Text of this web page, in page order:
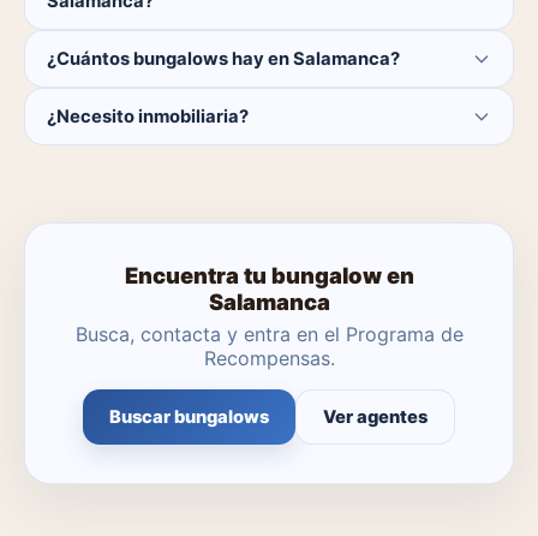
¿Cuántos bungalows hay en Salamanca?
Salamanca. El catálogo se actualiza a diario.
¿Necesito inmobiliaria?
Encuentra tu bungalow en
Salamanca
Busca, contacta y entra en el Programa de
Recompensas.
Buscar bungalows Ver agentes